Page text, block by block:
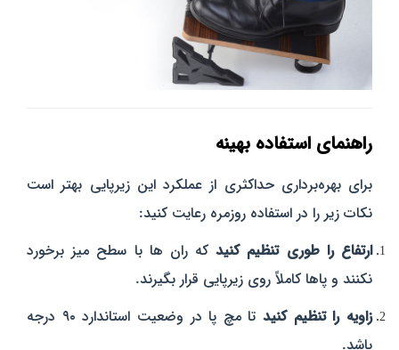
راهنمای استفاده بهینه
برای بهره‌برداری حداکثری از عملکرد این زیرپایی بهتر است
نکات زیر را در استفاده روزمره رعایت کنید:
ارتفاع را طوری تنظیم کنیدکه ران‌ ها با سطح میز برخورد
نکنند و پاها کاملاً روی زیرپایی قرار بگیرند.
زاویه را تنظیم کنید
تا مچ پا در وضعیت استاندارد ۹۰ درجه
باشد.